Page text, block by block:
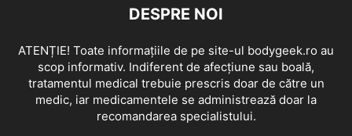
DESPRE NOI
ATENȚIE! Toate informațiile de pe site-ul bodygeek.ro au
scop informativ. Indiferent de afecțiune sau boală,
tratamentul medical trebuie prescris doar de către un
medic, iar medicamentele se administrează doar la
recomandarea specialistului.